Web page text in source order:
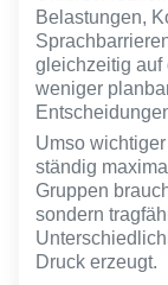
Belastungen,
gleichzeitig auf
weniger
Umso
ständig
Gruppen
sondern
Druck erzeugt.